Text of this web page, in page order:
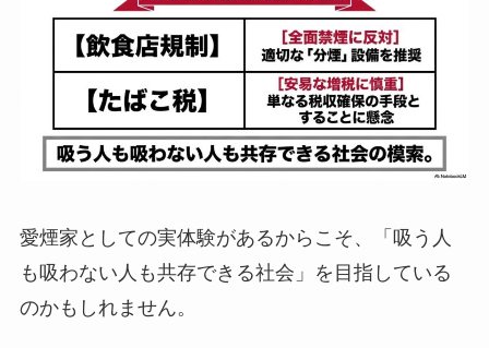
愛煙家としての実体験があるからこそ、「吸う人
も吸わない人も共存できる社会」を目指している
のかもしれません。